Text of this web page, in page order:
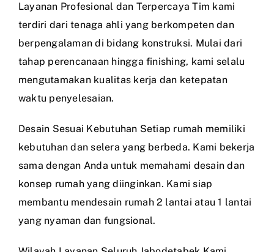
Layanan Profesional dan Terpercaya Tim kami
terdiri dari tenaga ahli yang berkompeten dan
berpengalaman di bidang konstruksi. Mulai dari
tahap perencanaan hingga finishing, kami selalu
mengutamakan kualitas kerja dan ketepatan
waktu penyelesaian.
Desain Sesuai Kebutuhan Setiap rumah memiliki
kebutuhan dan selera yang berbeda. Kami bekerja
sama dengan Anda untuk memahami desain dan
konsep rumah yang diinginkan. Kami siap
membantu mendesain rumah 2 lantai atau 1 lantai
yang nyaman dan fungsional.